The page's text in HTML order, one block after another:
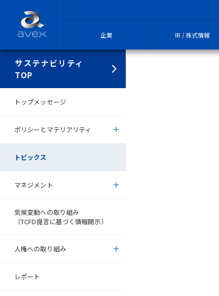
企業 IR / 株式情報
サステナビリティ
TOP
トップメッセージ
ポリシーとマテリアリティ
トピックス
マネジメント
気候変動への取り組み
（TCFD提言に基づく情報開示）
人権への取り組み
レポート